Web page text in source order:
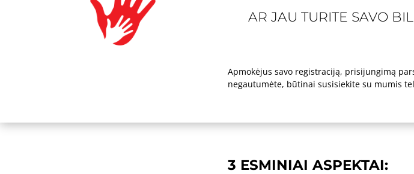
AR JAU TURITE SAVO
Apmokėjus savo registraciją, prisijungimą
negautumėte, būtinai susisiekite su mumis
3 ESMINIAI ASPEKTAI: